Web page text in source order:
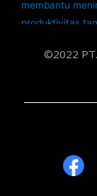
©2022 PT.